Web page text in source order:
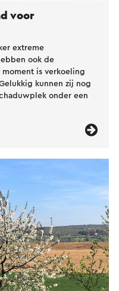
voor
extreme
ook de
is verkoeling
kunnen zij nog
onder een